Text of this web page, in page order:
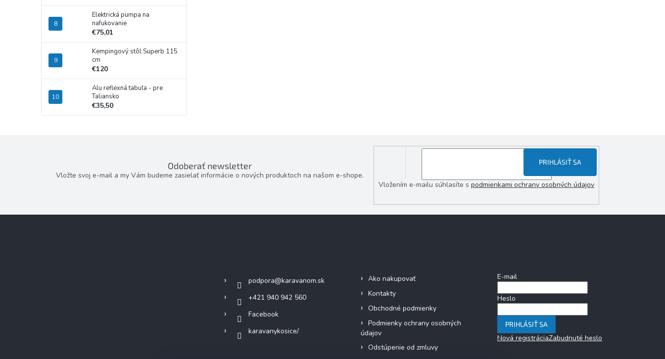
Elektrická pumpa na
nafukovanie
€75,01
Kempingový stôl Superb 115
cm
€120
Alu reflexná tabuľa - pre
Taliansko
€35,50
Odoberať newsletter
Vložte svoj e-mail a my Vám budeme zasielať informácie o nových produktoch na našom e-shope.
Vložením e-mailu súhlasíte s podmienkami ochrany osobných údajov
PRIHLÁSIŤ SA
podpora@karavanom.sk
+421 940 942 560
Facebook
karavanykosice/
Ako nakupovať
Kontakty
Obchodné podmienky
Podmienky ochrany osobných
údajov
Odstúpenie od zmluvy
E-mail
Heslo
PRIHLÁSIŤ SA
Nová registráciaZabudnuté heslo